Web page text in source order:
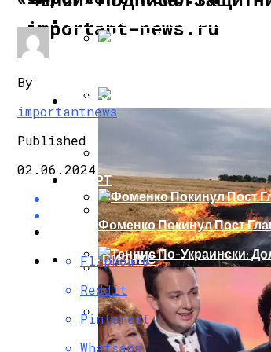
important-news.ru
ИНТЕРЕСНОЕ И
В Сети Высмеяли
«Князь, Где Вы Шлялись»:
Репетицию Парада В
В Швеции Белый Медведь
НОВОСТИ
СПОРТ
Фоменко Покинул Пост
Теннис По-Украински:
Роналду Остается В
ШОУ-БИЗНЕС
By
importantnews
Published
02.06.2024
Flipboard
Reddit
Pinterest
Whatsapp